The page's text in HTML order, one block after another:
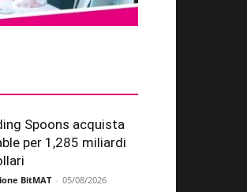
Spoons acquista
per 1,285 miliardi
BitMAT - 05/08/2026